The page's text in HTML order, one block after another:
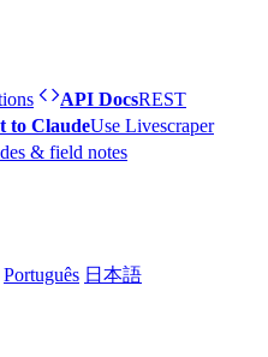
API DocsREST
to ClaudeUse Livescraper
& field notes
Português 日本語